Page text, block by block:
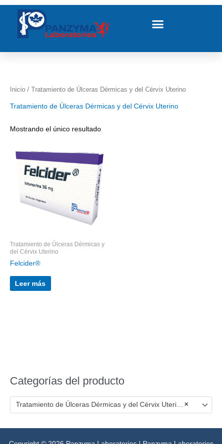
Ir
contenido
Inicio / Tratamiento de Úlceras Dérmicas y del Cérvix Uterino
Tratamiento de Úlceras Dérmicas y del Cérvix Uterino
Mostrando el único resultado
Tratamiento de Úlceras Dérmicas y
del Cérvix Uterino
Felcider®
Leer más
Categorías del producto
×
Tratamiento de Úlceras Dérmicas y del Cérvix Uterino